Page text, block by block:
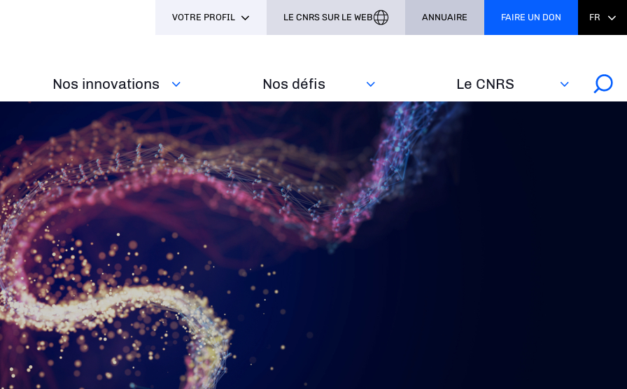
Nos innovations Nos défis‎ Le CNRS
VOTRE PROFIL LE CNRS SUR LE WEB ANNUAIRE FAIRE UN DON FR